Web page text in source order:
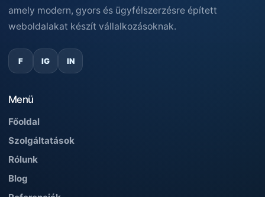
amely modern, gyors és ügyfélszerzésre épített
weboldalakat készít vállalkozásoknak.
F IG IN
Menü
Főoldal
Szolgáltatások
Rólunk
Blog